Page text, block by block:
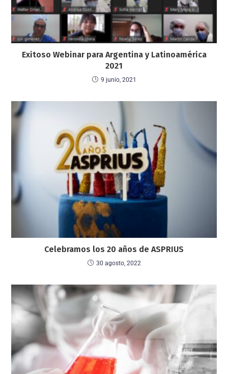
Exitoso Webinar para Argentina y Latinoamérica
2021
9 junio, 2021
Celebramos los 20 años de ASPRIUS
30 agosto, 2022